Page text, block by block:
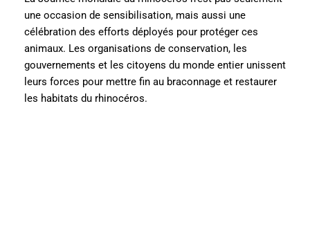
une occasion de sensibilisation, mais aussi une
célébration des efforts déployés pour protéger ces
animaux. Les organisations de conservation, les
gouvernements et les citoyens du monde entier unissent
leurs forces pour mettre fin au braconnage et restaurer
les habitats du rhinocéros.